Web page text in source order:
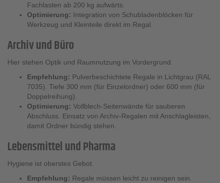
Fachlasten ab 200 kg aufwärts.
Optimierung: Integration von Schubladenblöcken für
Werkzeug und Kleinteile direkt im Regal.
Archiv und Büro
Hier stehen Optik und Raumnutzung im Vordergrund.
Empfehlung: Pulverbeschichtete Regale in Lichtgrau (RAL
7035). Tiefe 300 mm (für Einzelordner) oder 600 mm (für
Doppelreihung).
Optimierung: Vollblech-Seitenwände für sauberen
Abschluss. Einsatz von Archiv-Regalen mit Anschlagleisten,
damit Ordner bündig stehen.
Lebensmittel und Pharma
Hygiene ist oberstes Gebot.
Empfehlung: Regale müssen leicht zu reinigen sein.